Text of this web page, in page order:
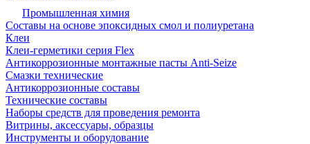
Промышленная химия
Составы на основе эпоксидных смол и полиуретана
Клеи
Клеи-герметики серия Flex
Антикоррозионные монтажные пасты Anti-Seize
Смазки технические
Антикоррозионные составы
Технические составы
Наборы средств для проведения ремонта
Витрины, аксессуары, образцы
Инструменты и оборудование